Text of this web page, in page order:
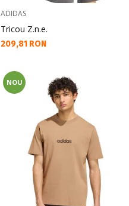
ADIDAS
Tricou Z.n.e.
Текуща цена:
209,81 RON
NOU